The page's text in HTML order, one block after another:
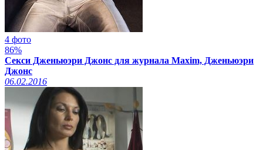
4 фото
86%
Секси Дженьюэри Джонс для журнала Maxim, Дженьюэри
Джонс
06.02.2016